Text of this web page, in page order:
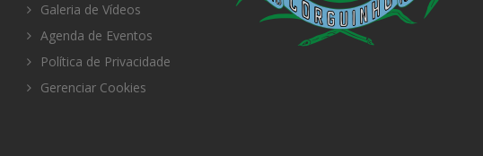
Galeria de Vídeos
Agenda de Eventos
Política de Privacidade
Gerenciar Cookies